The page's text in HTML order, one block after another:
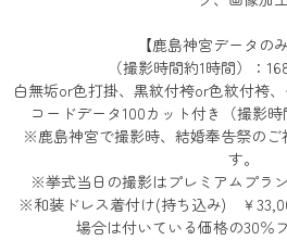
【鹿島神宮データの
（撮影時間約1時間）：
白無垢or色打掛、黒紋付袴or色紋付袴
コードデータ100カット付き（撮影
※鹿島神宮で撮影時、結婚奉告祭のご
す。
​​​​​​​​​​​​※挙式当日の撮影はプレミアムプラ
※和装ドレス着付け(持ち込み) ￥
場合は付いている価格の30％